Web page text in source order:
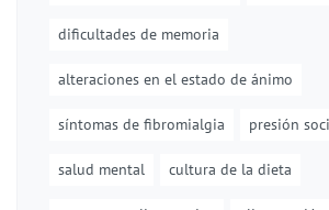
dificultades de memoria
alteraciones en el estado de ánimo
síntomas de fibromialgia presión
salud mental cultura de la dieta